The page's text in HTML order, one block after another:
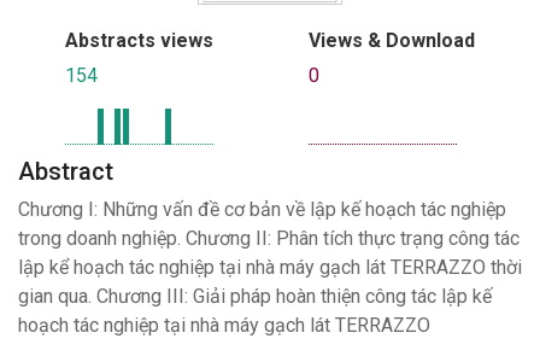
Abstracts views
154
Views & Download
0
Abstract
Chương I: Những vấn đề cơ bản về lập kế hoạch tác nghiệp
trong doanh nghiệp. Chương II: Phân tích thực trạng công tác
lập kể hoạch tác nghiệp tại nhà máy gạch lát TERRAZZO thời
gian qua. Chương III: Giải pháp hoàn thiện công tác lập kế
hoạch tác nghiệp tại nhà máy gạch lát TERRAZZO